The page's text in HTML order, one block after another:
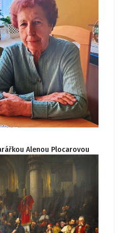
Alenou Plocarovou